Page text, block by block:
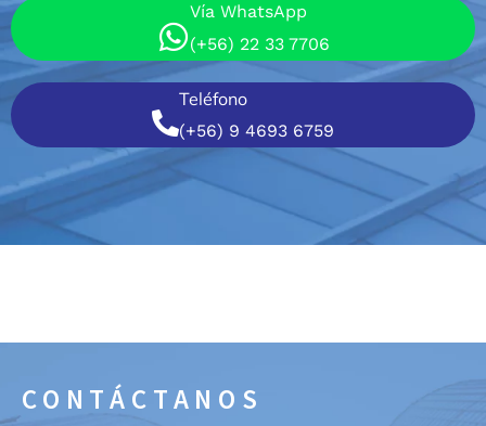
Vía WhatsApp
(+56) 22 33 7706
Teléfono
(+56) 9 4693 6759
CONTÁCTANOS